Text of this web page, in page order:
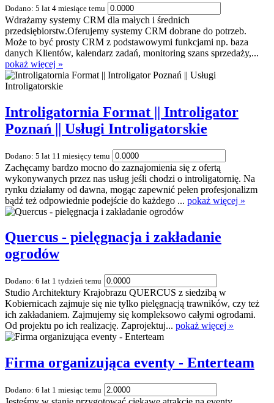
Dodano: 5 lat 4 miesiące temu
Wdrażamy systemy CRM dla małych i średnich
przedsiębiorstw.Oferujemy systemy CRM dobrane do potrzeb.
Może to być prosty CRM z podstawowymi funkcjami np. baza
danych Klientów, kalendarz zadań, monitoring szans sprzedaży,...
pokaż więcej »
Introligatornia Format || Introligator
Poznań || Usługi Introligatorskie
Dodano: 5 lat 11 miesięcy temu
Zachęcamy bardzo mocno do zaznajomienia się z ofertą
wykonywanych przez nas usług jeśli chodzi o introligatornię. Na
rynku działamy od dawna, mogąc zapewnić pełen profesjonalizm
bądź też odpowiednie podejście do każdego ... pokaż więcej »
Quercus - pielęgnacja i zakładanie
ogrodów
Dodano: 6 lat 1 tydzień temu
Studio Architektury Krajobrazu QUERCUS z siedzibą w
Kobiernicach zajmuje się nie tylko pielęgnacją trawników, czy też
ich zakładaniem. Zajmujemy się kompleksowo całymi ogrodami.
Od projektu po ich realizację. Zaprojektuj... pokaż więcej »
Firma organizująca eventy - Enterteam
Dodano: 6 lat 1 miesiąc temu